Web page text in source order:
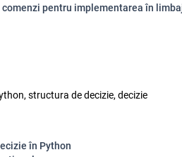
pentru implementarea în
structura de decizie, decizie
în Python